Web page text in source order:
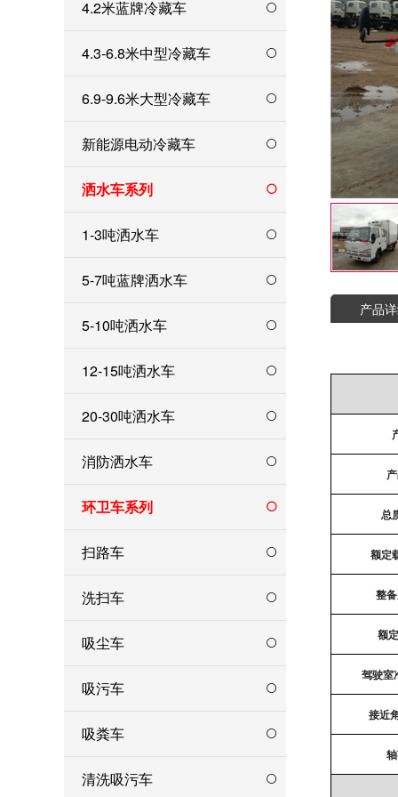
4.2米蓝牌冷藏车
4.3-6.8米中型冷藏车
6.9-9.6米大型冷藏车
新能源电动冷藏车
洒水车系列
1-3吨洒水车
5-7吨蓝牌洒水车
5-10吨洒水车
12-15吨洒水车
20-30吨洒水车
消防洒水车
环卫车系列
扫路车
洗扫车
吸尘车
吸污车
吸粪车
清洗吸污车
产品
总
额定
整
额
驾驶室
接近